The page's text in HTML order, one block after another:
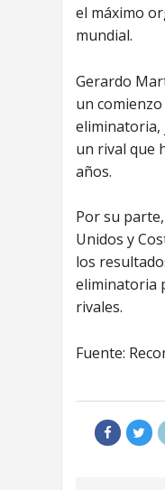
el máximo
mundial.
Gerardo
un
eliminatoria,
un rival que
años.
Por su
Unidos y
los
eliminatoria
rivales.
Fuente: